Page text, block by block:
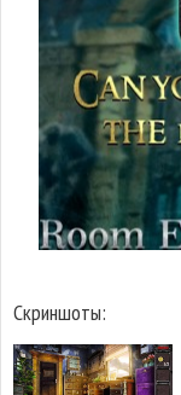
Скриншоты: